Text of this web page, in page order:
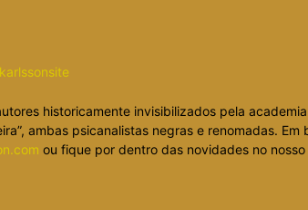
historicamente invisibilizados pela
ambas psicanalistas negras e renomadas.
ou fique por dentro das novidades no